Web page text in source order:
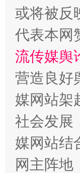
完善运行机
或将被反
代表本网
流传媒舆
营造良好
媒网站架
社会发展
媒网站结
网主阵地